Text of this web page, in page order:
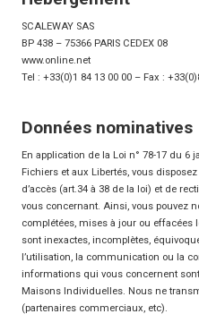
SCALEWAY SAS
BP 438 – 75366 PARIS CEDEX 08
www.online.net
Tel : +33(0)1 84 13 00 00 – Fax :
Données nominatives
En application de la Loi n° 78-17 du 6
Fichiers et aux Libertés, vous
d’accès (art.34 à 38 de la loi) et de
vous concernant. Ainsi, vous pouvez
complétées, mises à jour ou
sont inexactes, incomplètes,
l’utilisation, la communication ou la
informations qui vous concernent
Maisons Individuelles. Nous ne
(partenaires commerciaux, etc).